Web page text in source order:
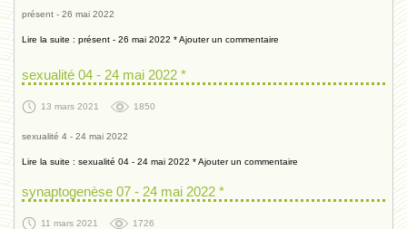
présent - 26 mai 2022
Lire la suite : présent - 26 mai 2022 *Ajouter un commentaire
sexualité 04 - 24 mai 2022 *
13 mars 2021 1850
sexualité 4 - 24 mai 2022
Lire la suite : sexualité 04 - 24 mai 2022 *Ajouter un commentaire
synaptogenèse 07 - 24 mai 2022 *
11 mars 2021 1726